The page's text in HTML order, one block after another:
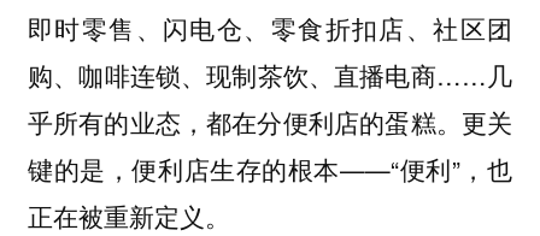
即时零售、闪电仓、零食折扣店、社区团
购、咖啡连锁、现制茶饮、直播电商……几
乎所有的业态，都在分便利店的蛋糕。更关
键的是，便利店生存的根本——“便利”，也
正在被重新定义。